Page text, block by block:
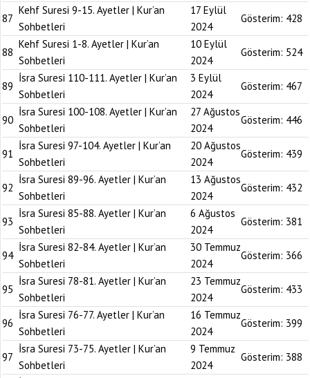
87
Kehf Suresi 9-15. Ayetler | Kur’an
Sohbetleri
17 Eylül
2024
Gösterim: 428
88
Kehf Suresi 1-8. Ayetler | Kur’an
Sohbetleri
10 Eylül
2024
Gösterim: 524
89
İsra Suresi 110-111. Ayetler | Kur’an
Sohbetleri
3 Eylül
2024
Gösterim: 467
90
İsra Suresi 100-108. Ayetler | Kur’an
Sohbetleri
27 Ağustos
2024
Gösterim: 446
91
İsra Suresi 97-104. Ayetler | Kur’an
Sohbetleri
20 Ağustos
2024
Gösterim: 439
92
İsra Suresi 89-96. Ayetler | Kur’an
Sohbetleri
13 Ağustos
2024
Gösterim: 432
93
İsra Suresi 85-88. Ayetler | Kur’an
Sohbetleri
6 Ağustos
2024
Gösterim: 381
94
İsra Suresi 82-84. Ayetler | Kur’an
Sohbetleri
30 Temmuz
2024
Gösterim: 366
95
İsra Suresi 78-81. Ayetler | Kur’an
Sohbetleri
23 Temmuz
2024
Gösterim: 433
96
İsra Suresi 76-77. Ayetler | Kur’an
Sohbetleri
16 Temmuz
2024
Gösterim: 399
97
İsra Suresi 73-75. Ayetler | Kur’an
Sohbetleri
9 Temmuz
2024
Gösterim: 388